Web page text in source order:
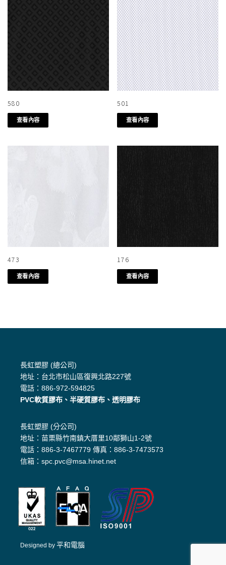
580
查看內容
501
查看內容
473
查看內容
176
查看內容
長虹塑膠 (總公司)
地址：台北市松山區復興北路227號
電話：886-972-594825
PVC軟質膠布、半硬質膠布、透明膠布
長虹塑膠 (分公司)
地址：苗栗縣竹南鎮大厝里10鄰獅山1-2號
電話：886-3-7467779 傳真：886-3-7473573
信箱：spc.pvc@msa.hinet.net
Designed by 平和電腦